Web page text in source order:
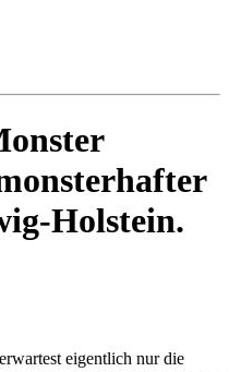
Holstein.
eigentlich nur die